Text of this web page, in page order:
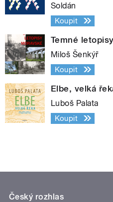
Soldán
Koupit
Temné
Miloš Šenkýř
Koupit
Elbe, velká
Luboš Palata
Koupit
Český rozhlas